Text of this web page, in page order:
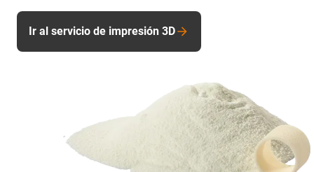
Ir al servicio de impresión 3D